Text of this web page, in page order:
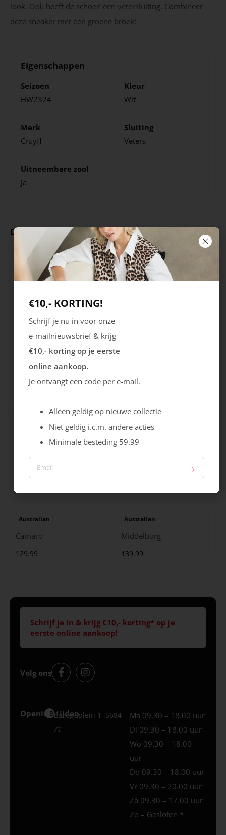
look. Ook heeft de schoen een vetersluiting. Combineer
deze sneaker met een groene broek!
Eigenschappen
Seizoen
HW2324
Kleur
Wit
Merk
Cruyff
Sluiting
Veters
Uitneembare zool
Ja
Deze producten ga je leuk vinden
City Stride Grants
Australian
Camaro
129.99
Australian
Middelburg
139.99
Schrijf je in & krijg €10,- korting* op je
eerste online aankoop!
Volg ons
Openingstijden
Best
Europaplein 1, 5684
ZC
Ma 09.30 – 18.00 uur
Di 09.30 – 18.00 uur
Wo 09.30 – 18.00
uur
Do 09.30 – 18.00 uur
Vr 09.30 – 20.00 uur
Za 09.30 – 17.00 uur
Zo – Gesloten *
€10,- KORTING!
Schrijf je nu in voor onze
e-mailnieuwsbrief & krijg
€10,- korting op je eerste
online aankoop.
Je ontvangt een code per e-mail.
Alleen geldig op nieuwe collectie
Niet geldig i.c.m. andere acties
Minimale besteding 59.99